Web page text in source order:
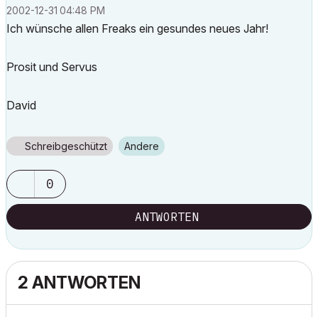
‎2002-12-31 04:48 PM
Ich wünsche allen Freaks ein gesundes neues Jahr!
Prosit und Servus
David
Schreibgeschützt Andere
0
ANTWORTEN
2 ANTWORTEN